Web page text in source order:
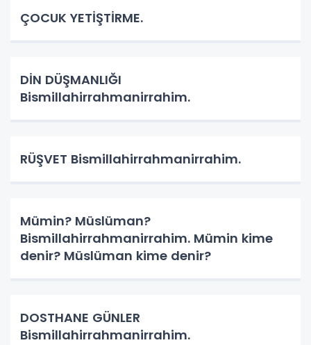
ÇOCUK YETİŞTİRME.
DİN DÜŞMANLIĞI
Bismillahirrahmanirrahim.
RÜŞVET Bismillahirrahmanirrahim.
Mümin? Müslüman?
Bismillahirrahmanirrahim. Mümin kime
denir? Müslüman kime denir?
DOSTHANE GÜNLER
Bismillahirrahmanirrahim.